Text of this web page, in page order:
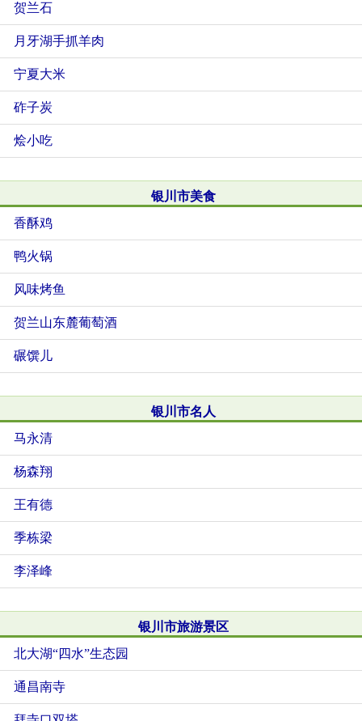
贺兰石
月牙湖手抓羊肉
宁夏大米
砟子炭
烩小吃
银川市美食
香酥鸡
鸭火锅
风味烤鱼
贺兰山东麓葡萄酒
碾馔儿
银川市名人
马永清
杨森翔
王有德
季栋梁
李泽峰
银川市旅游景区
北大湖“四水”生态园
通昌南寺